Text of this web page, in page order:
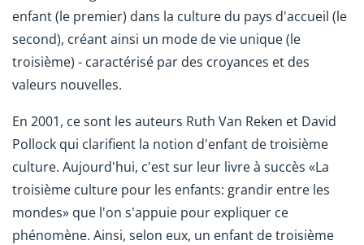
enfant (le premier) dans la culture du pays d'accueil (le
second), créant ainsi un mode de vie unique (le
troisième) - caractérisé par des croyances et des
valeurs nouvelles.
En 2001, ce sont les auteurs Ruth Van Reken et David
Pollock qui clarifient la notion d'enfant de troisième
culture. Aujourd'hui, c'est sur leur livre à succès «La
troisième culture pour les enfants: grandir entre les
mondes» que l'on s'appuie pour expliquer ce
phénomène. Ainsi, selon eux, un enfant de troisième